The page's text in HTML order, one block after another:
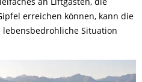
erreichen können, kann die
Situation